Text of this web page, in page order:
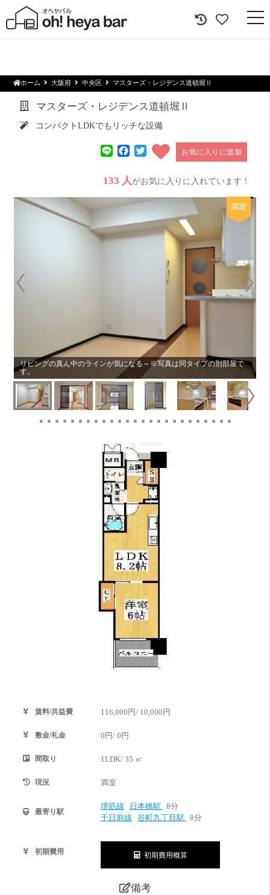
ホーム 大阪府 中央区 マスターズ・レジデンス道頓堀Ⅱ
マスターズ・レジデンス道頓堀Ⅱ
コンパクトLDKでもリッチな設備
LineFacebook
Twitterお気に入りに追加
133 人がお気に入りに入れています！
満室
リビングの真ん中のラインが気になる～※写真は同タイプの別部屋で
す。
賃料/共益費 116,000円/ 10,000円
敷金/礼金 0円/ 0円
間取り 1LDK/ 35 ㎡
現況 満室
最寄り駅
堺筋線 日本橋駅
8分
千日前線
谷町九丁目駅 8分
初期費用 初期費用概算
備考